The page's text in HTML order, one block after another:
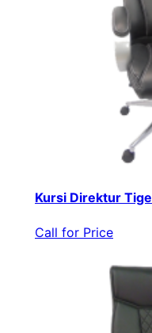
Kursi Direktur
Call for Price